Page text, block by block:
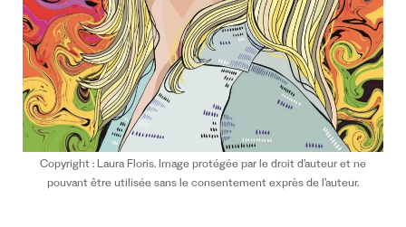
Copyright : Laura Floris. Image protégée par le droit d’auteur et ne
pouvant être utilisée sans le consentement exprès de l’auteur.